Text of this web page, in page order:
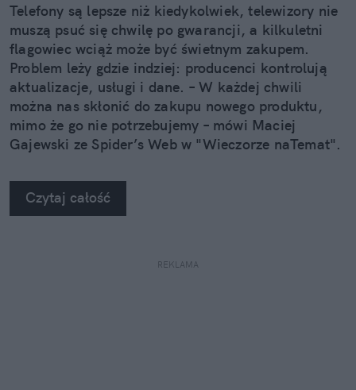
Telefony są lepsze niż kiedykolwiek, telewizory nie
muszą psuć się chwilę po gwarancji, a kilkuletni
flagowiec wciąż może być świetnym zakupem.
Problem leży gdzie indziej: producenci kontrolują
aktualizacje, usługi i dane. – W każdej chwili
można nas skłonić do zakupu nowego produktu,
mimo że go nie potrzebujemy – mówi Maciej
Gajewski ze Spider’s Web w "Wieczorze naTemat".
Czytaj całość
REKLAMA